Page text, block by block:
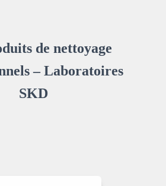
de nettoyage
– Laboratoires
SKD